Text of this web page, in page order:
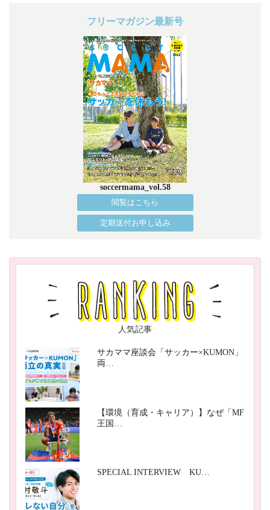
フリーマガジン最新号
soccermama_vol.58
閲覧はこちら
定期送付お申し込み
人気記事
サカママ座談会「サッカー×KUMON」
両…
【環境（育成・キャリア）】なぜ「MF
王国…
SPECIAL INTERVIEW KU…